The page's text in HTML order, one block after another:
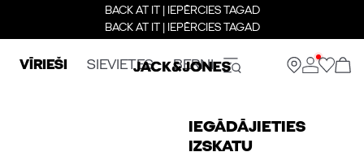
BACK AT IT | IEPĒRCIES TAGAD
BACK AT IT | IEPĒRCIES TAGAD
VĪRIEŠI SIEVIETES BERNI
IEGĀDĀJIETIES
IZSKATU